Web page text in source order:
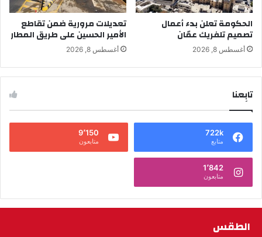
الحكومة تعلن بدء أعمال
تصميم تلفريك عمّان
أغسطس 8, 2026
تعديلات مرورية ضمن تقاطع
الأمير الحسين على طريق المطار
أغسطس 8, 2026
تابِعنا
722k
متابع
9٬150
متابعون
1٬842
متابعون
الطقس